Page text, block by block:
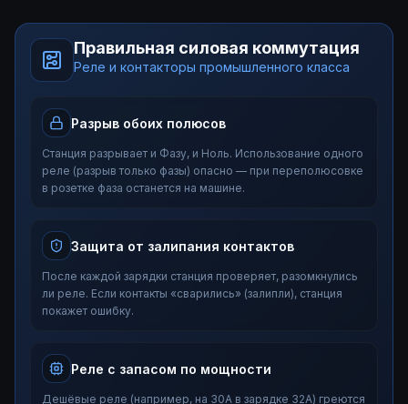
Правильная силовая коммутация
Реле и контакторы промышленного класса
Разрыв обоих полюсов
Станция разрывает и Фазу, и Ноль. Использование одного
реле (разрыв только фазы) опасно — при переполюсовке
в розетке фаза останется на машине.
Защита от залипания контактов
После каждой зарядки станция проверяет, разомкнулись
ли реле. Если контакты «сварились» (залипли), станция
покажет ошибку.
Реле с запасом по мощности
Дешёвые реле (например, на 30А в зарядке 32А) греются